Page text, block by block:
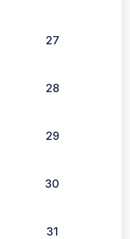
27
28
29
30
31